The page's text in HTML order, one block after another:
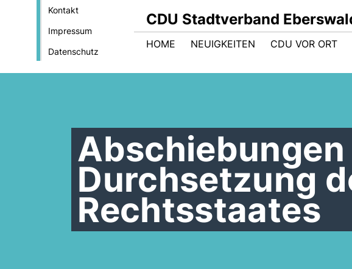
Kontakt
Impressum
Datenschutz
CDU Stadtverband
HOME NEUIGKEITEN CDU VOR ORT
Abschiebungen
Durchsetzung
Rechtsstaates